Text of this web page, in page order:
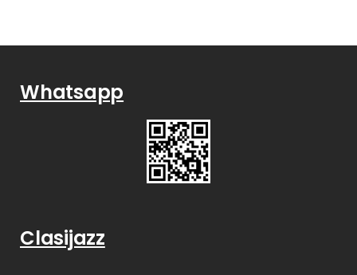
Whatsapp
Clasijazz